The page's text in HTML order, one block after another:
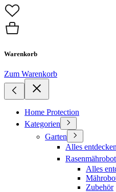
Warenkorb
Zum Warenkorb
Home Protection
Kategorien
Garten
Alles entdecken
Alles
Zubehör